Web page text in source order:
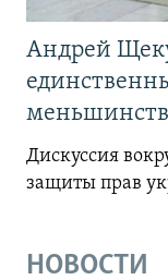
Андрей
Дискуссия
защиты прав
НОВОСТИ